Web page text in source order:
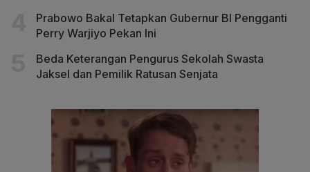
Prabowo Bakal Tetapkan Gubernur BI Pengganti
Perry Warjiyo Pekan Ini
Beda Keterangan Pengurus Sekolah Swasta
Jaksel dan Pemilik Ratusan Senjata